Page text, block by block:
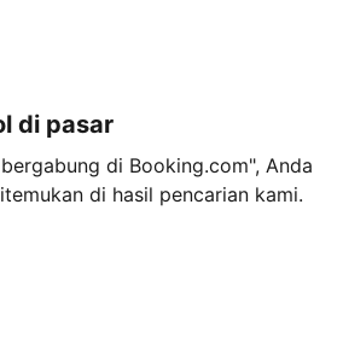
di pasar
di Booking.com", Anda
di hasil pencarian kami.